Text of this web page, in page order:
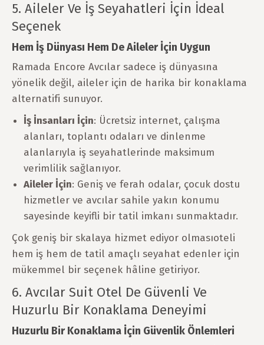
5. Aileler Ve İş Seyahatleri İçin İdeal
Seçenek
Hem İş Dünyası Hem De Aileler İçin Uygun
Ramada Encore Avcılar sadece iş dünyasına
yönelik değil, aileler için de harika bir konaklama
alternatifi sunuyor.
İş İnsanları İçin: Ücretsiz internet, çalışma
alanları, toplantı odaları ve dinlenme
alanlarıyla iş seyahatlerinde maksimum
verimlilik sağlanıyor.
Aileler İçin: Geniş ve ferah odalar, çocuk dostu
hizmetler ve avcılar sahile yakın konumu
sayesinde keyifli bir tatil imkanı sunmaktadır.
Çok geniş bir skalaya hizmet ediyor olmasıoteli
hem iş hem de tatil amaçlı seyahat edenler için
mükemmel bir seçenek hâline getiriyor.
6. Avcılar Suit Otel De Güvenli Ve
Huzurlu Bir Konaklama Deneyimi
Huzurlu Bir Konaklama İçin Güvenlik Önlemleri